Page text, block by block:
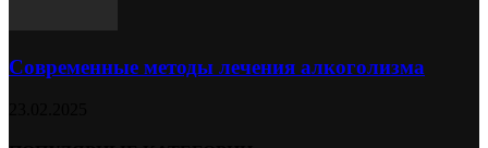
Современные методы лечения алкоголизма